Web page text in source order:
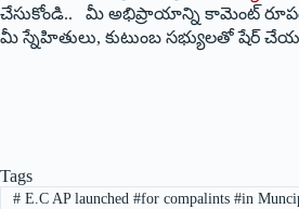
చేసుకోండి.. మీ అభిప్రాయాన్ని కామెంట్
మీ స్నేహితులు, కుటుంబ సభ్యులతో షేర్
Tags
#E.C AP launched #for compalints #in